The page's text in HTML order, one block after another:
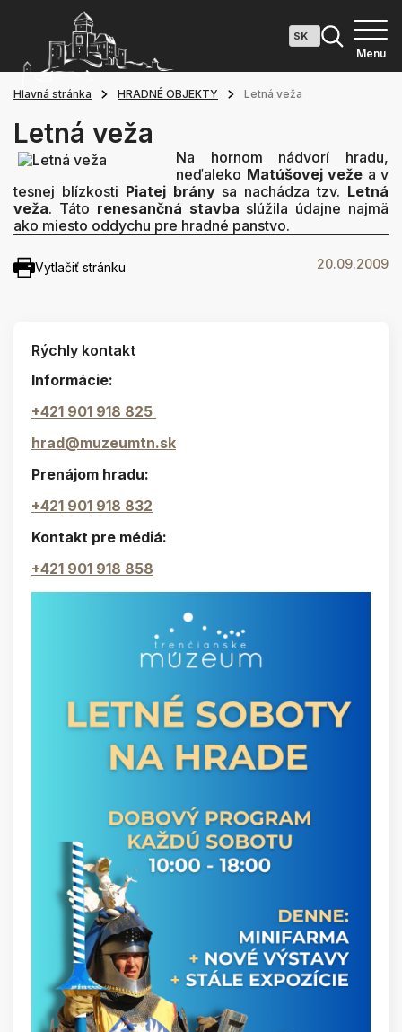
Menu
Hlavná stránka HRADNÉ OBJEKTY Letná veža
Letná veža
Na hornom nádvorí hradu,
neďaleko Matúšovej veže a v
tesnej blízkosti Piatej bránysa nachádza tzv. Letná
veža. Táto renesančná stavba slúžila údajne najmä
ako miesto oddychu pre hradné panstvo.
Vytlačiť stránku 20.09.2009
Rýchly kontakt
Informácie:
+421 901 918 825
hrad@muzeumtn.sk
Prenájom hradu:
+421 901 918 832
Kontakt pre médiá:
+421 901 918 858